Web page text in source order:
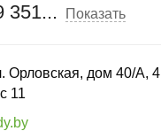
351... Показать
Орловская, дом 40/А, 4
11